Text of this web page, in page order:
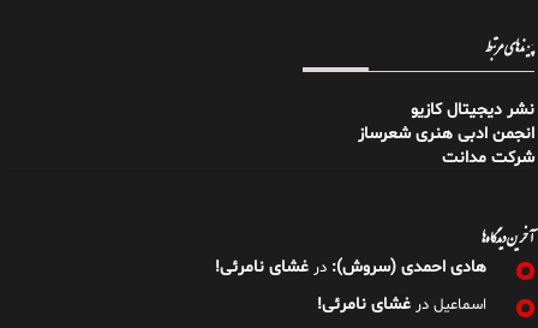
پیوندهای مرتبط
نشر دیجیتال کازیو
انجمن ادبی هنری شعرساز
شرکت مدانت
آخرین دیدگاه‌ها
هادی احمدی (سروش): در غشای نامرئی!
اسماعیل در غشای نامرئی!